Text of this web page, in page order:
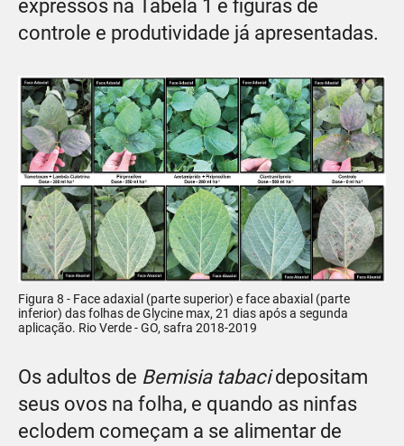
expressos na Tabela 1 e figuras de
controle e produtividade já apresentadas.
Figura 8 - Face adaxial (parte superior) e face abaxial (parte
inferior) das folhas de Glycine max, 21 dias após a segunda
aplicação. Rio Verde - GO, safra 2018-2019
Os adultos de Bemisia tabacidepositam
seus ovos na folha, e quando as ninfas
eclodem começam a se alimentar de